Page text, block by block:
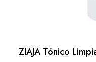
ZIAJA Tónico